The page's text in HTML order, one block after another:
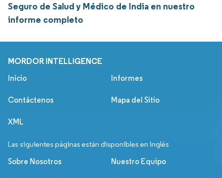
Seguro de Salud y Médico de India en nuestro
informe completo
MORDOR INTELLIGENCE
Inicio Informes
Contáctenos Mapa del Sitio
XML
Las siguientes páginas están disponibles en inglés
Sobre Nosotros Nuestro Equipo